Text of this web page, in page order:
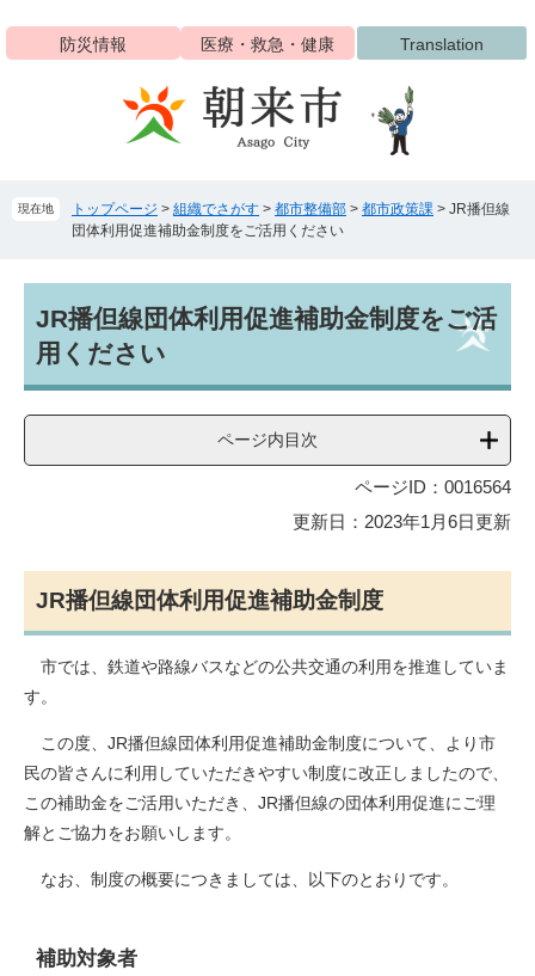
ジ
ュ
防災情報 医療・救急・健康 Translation
現在地 トップページ > 組織でさがす > 都市整備部 > 都市政策課 > JR播但線
団体利用促進補助金制度をご活用ください
文JR播但線団体利用促進補助金制度をご活
用ください
ページ内目次
ページID：0016564
更新日：2023年1月6日更新
JR播但線団体利用促進補助金制度
市では、鉄道や路線バスなどの公共交通の利用を推進していま
す。
この度、JR播但線団体利用促進補助金制度について、より市
民の皆さんに利用していただきやすい制度に改正しましたので、
この補助金をご活用いただき、JR播但線の団体利用促進にご理
解とご協力をお願いします。
なお、制度の概要につきましては、以下のとおりです。
補助対象者